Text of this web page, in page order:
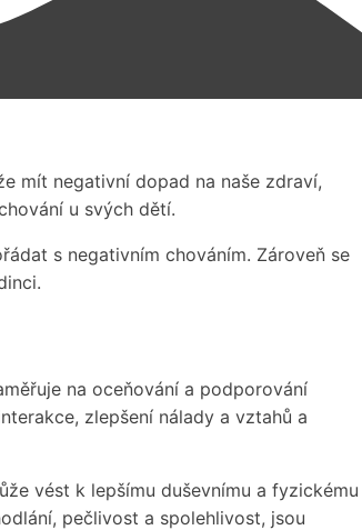
mít negativní dopad na naše zdraví,
u svých dětí.
s negativním chováním. Zároveň se
na oceňování a podporování
zlepšení nálady a vztahů a
vést k lepšímu duševnímu a fyzickému
pečlivost a spolehlivost, jsou